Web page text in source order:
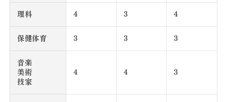
理科 4 3 4
保健体育 3 3 3
音楽
美術
技家
4 4 3